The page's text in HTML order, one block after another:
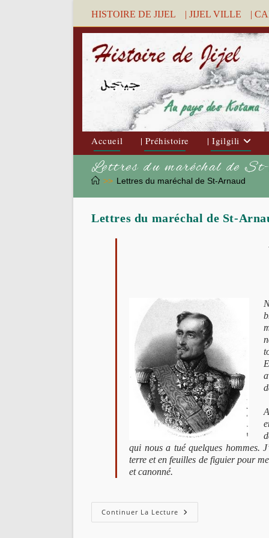
HISTOIRE DE JIJEL | JIJEL VILLE |
Accueil | Préhistoire | Igilgili
Lettres du maréchal de
>> Lettres du maréchal de St-Arnaud
Lettres du maréchal de St-
qui nous a tué quelques hommes.
terre et en feuilles de figuier pour
et canonné.
Continuer La Lecture Lettres
Du